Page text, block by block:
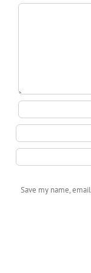
Save my name,